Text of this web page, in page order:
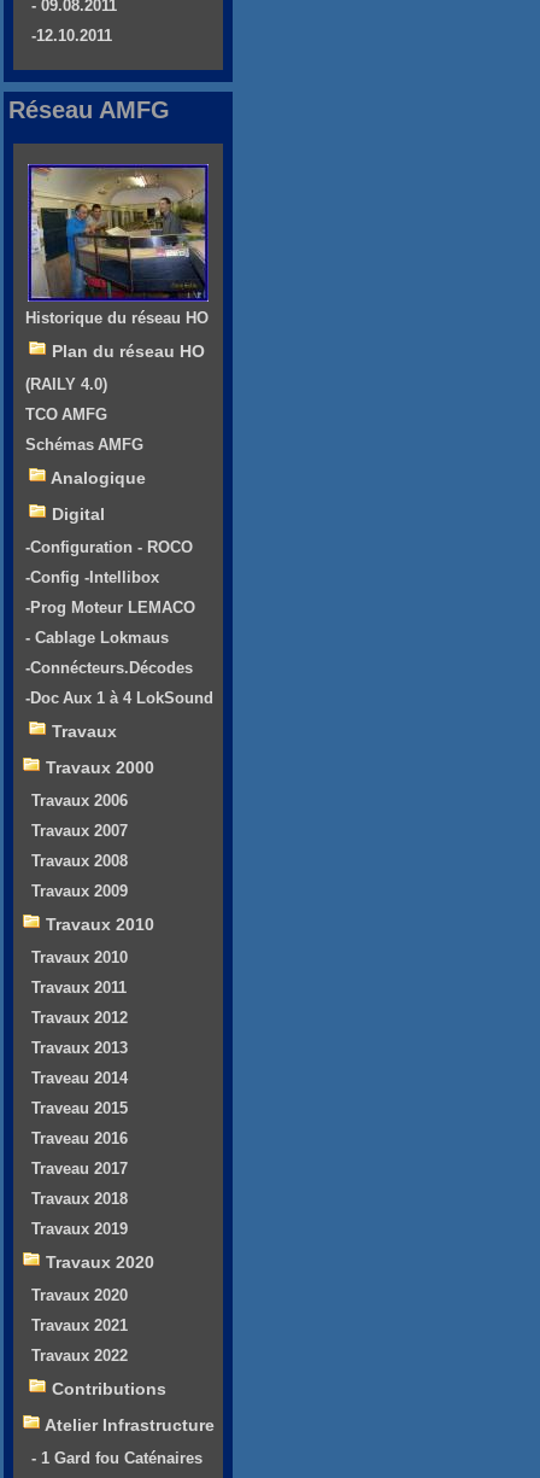
- 09.08.2011
-12.10.2011
Réseau AMFG
Historique du réseau HO
Plan du réseau HO
(RAILY 4.0)
TCO AMFG
Schémas AMFG
Analogique
Digital
-Configuration - ROCO
-Config -Intellibox
-Prog Moteur LEMACO
- Cablage Lokmaus
-Connécteurs.Décodes
-Doc Aux 1 à 4 LokSound
Travaux
Travaux 2000
Travaux 2006
Travaux 2007
Travaux 2008
Travaux 2009
Travaux 2010
Travaux 2010
Travaux 2011
Travaux 2012
Travaux 2013
Traveau 2014
Traveau 2015
Traveau 2016
Traveau 2017
Travaux 2018
Travaux 2019
Travaux 2020
Travaux 2020
Travaux 2021
Travaux 2022
Contributions
Atelier Infrastructure
- 1 Gard fou Caténaires